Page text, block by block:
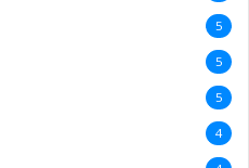
5
5
5
4